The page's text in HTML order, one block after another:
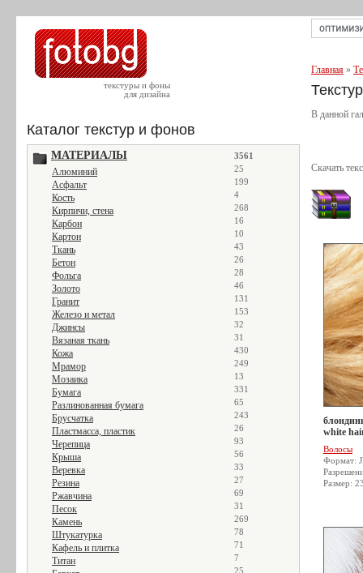
текстуры и фоны
для дизайна
Каталог текстур и фонов
МАТЕРИАЛЫ 3561
Алюминий 25
Асфальт 199
Кость 4
Кирпичи, стена 268
Карбон 16
Картон 10
Ткань 43
Бетон 26
Фольга 28
Золото 46
Гранит 131
Железо и метал 153
Джинсы 32
Вязаная ткань 31
Кожа 430
Мрамор 249
Мозаика 13
Бумага 331
Разлинованная бумага 65
Брусчатка 243
Пластмасса, пластик 26
Черепица 93
Крыша 56
Веревка 33
Резина 27
Ржавчина 69
Песок 31
Камень 269
Штукатурка 78
Кафель и плитка 71
Титан 7
25
Главная »
В данной
Скачать
white
Волосы
Формат:
Размер: